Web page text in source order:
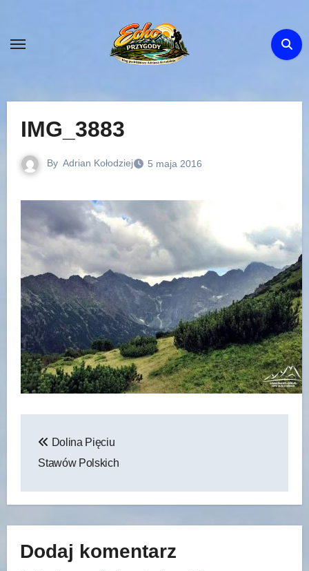
content
IMG_3883
By Adrian Kołodziej 5 maja 2016
wpisu
Dolina Pięciu
Stawów Polskich
Dodaj komentarz